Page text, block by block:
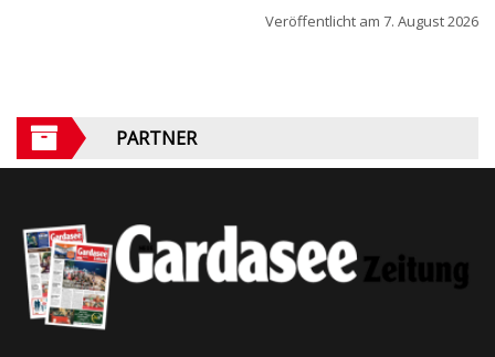
Veröffentlicht am 7. August 2026
PARTNER